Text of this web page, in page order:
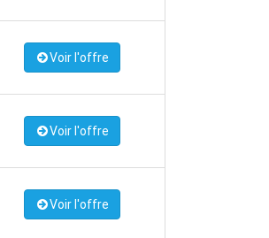
Voir l'offre
Voir l'offre
Voir l'offre